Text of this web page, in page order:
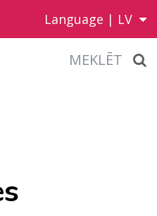
Language | LV
MEKLĒT